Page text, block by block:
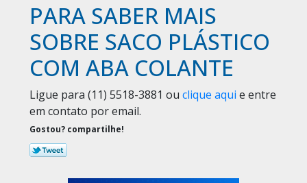
PARA SABER MAIS
SOBRE SACO PLÁSTICO
COM ABA COLANTE
Ligue para (11) 5518-3881 ou clique aqui e entre
em contato por email.
Gostou? compartilhe!